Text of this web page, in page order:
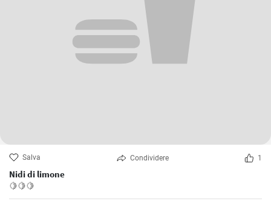
Salva Condividere 1
Nidi di limone
🍋🍋🍋